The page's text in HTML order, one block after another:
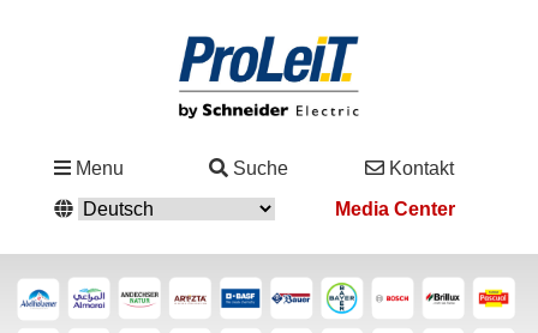
Menu Suche
Kontakt
Media Center
Lösungen